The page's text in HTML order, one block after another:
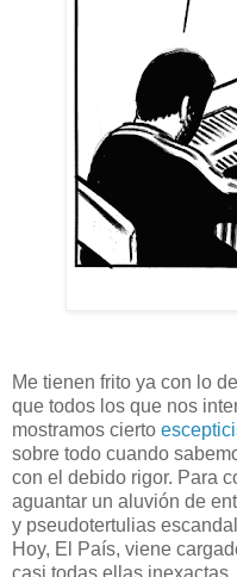
Me tienen frito ya con lo
que todos los que nos
mostramos cierto
sobre todo cuando
con el debido rigor. Para
aguantar un aluvión de
y pseudotertulias
Hoy, El País, viene
casi todas ellas